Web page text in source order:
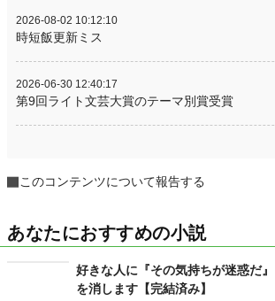
2026-08-02 10:12:10
時短飯更新ミス
2026-06-30 12:40:17
第9回ライト文芸大賞のテーマ別賞受賞
このコンテンツについて報告する
あなたにおすすめの小説
好きな人に『その気持ちが迷惑だ
を消します【完結済み】